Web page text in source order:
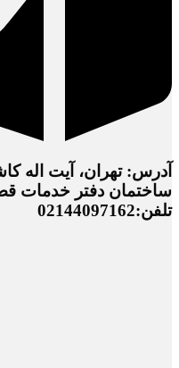
آدرس: تهران، آیت اله
تلفن:02144097162